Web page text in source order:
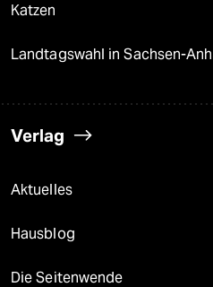
Katzen
Landtagswahl in Sachsen-
Verlag
Aktuelles
Hausblog
Die Seitenwende